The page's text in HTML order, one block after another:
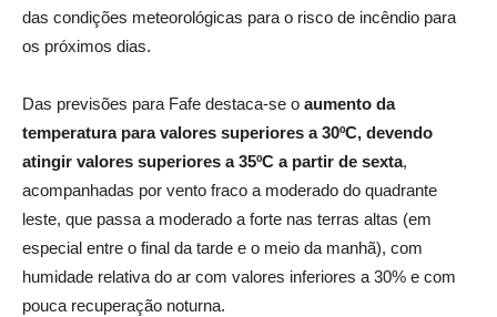
das condições meteorológicas para o risco de incêndio para
os próximos dias.
Das previsões para Fafe destaca-se o aumento da
temperatura para valores superiores a 30ºC, devendo
atingir valores superiores a 35ºC a partir de sexta,
acompanhadas por vento fraco a moderado do quadrante
leste, que passa a moderado a forte nas terras altas (em
especial entre o final da tarde e o meio da manhã), com
humidade relativa do ar com valores inferiores a 30% e com
pouca recuperação noturna.